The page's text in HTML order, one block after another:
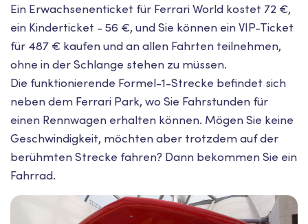
Ein Erwachsenenticket für Ferrari World kostet 72 €,
ein Kinderticket - 56 €, und Sie können ein VIP-Ticket
für 487 € kaufen und an allen Fahrten teilnehmen,
ohne in der Schlange stehen zu müssen.
Die funktionierende Formel-1-Strecke befindet sich
neben dem Ferrari Park, wo Sie Fahrstunden für
einen Rennwagen erhalten können. Mögen Sie keine
Geschwindigkeit, möchten aber trotzdem auf der
berühmten Strecke fahren? Dann bekommen Sie ein
Fahrrad.